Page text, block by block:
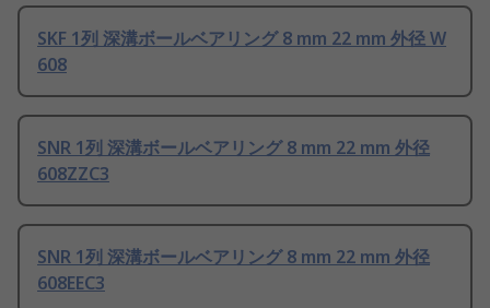
SKF 1列 深溝ボールベアリング 8 mm 22 mm 外径 W
608
SNR 1列 深溝ボールベアリング 8 mm 22 mm 外径
608ZZC3
SNR 1列 深溝ボールベアリング 8 mm 22 mm 外径
608EEC3